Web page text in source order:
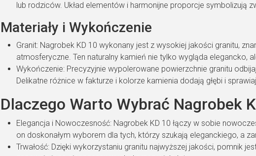
lub rodziców. Układ elementów i harmonijne proporcje symbolizują
Materiały i Wykończenie
Granit: Nagrobek KD 10 wykonany jest z wysokiej jakości granitu,
atmosferyczne. Ten naturalny kamień nie tylko wygląda elegancko,
Wykończenie: Precyzyjnie wypolerowane powierzchnie granitu
Delikatne różnice w fakturze i kolorze kamienia dodają głębi i
Dlaczego Warto Wybrać Nagrobek
Elegancja i Nowoczesność: Nagrobek KD 10 łączy w sobie
on doskonałym wyborem dla tych, którzy szukają eleganckiego, a
Trwałość: Dzięki wykorzystaniu granitu najwyższej jakości, pomnik